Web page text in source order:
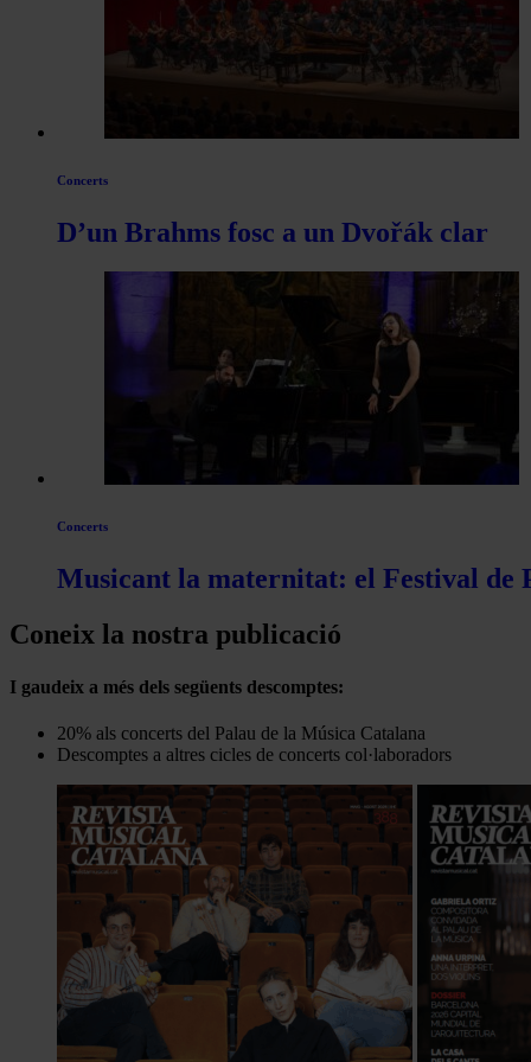
Concerts
D’un Brahms fosc a un Dvořák clar
Concerts
Musicant la maternitat: el Festival de
Coneix la nostra publicació
I gaudeix a més dels següents descomptes:
20% als concerts del Palau de la Música Catalana
Descomptes a altres cicles de concerts col·laboradors